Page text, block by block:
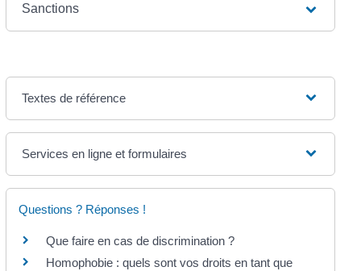
Sanctions
Textes de référence
Services en ligne et formulaires
Questions ? Réponses !
Que faire en cas de discrimination ?
Homophobie : quels sont vos droits en tant que